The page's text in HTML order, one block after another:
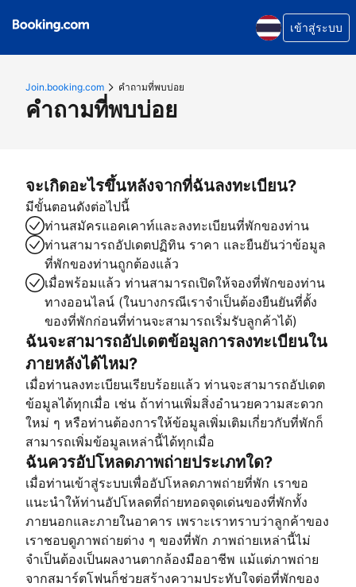
เข้าสู่ระบบ
Join.booking.com คำถามที่พบบ่อย
คำถามที่พบบ่อย
จะเกิดอะไรขึ้นหลังจากที่ฉันลงทะเบียน?
มีขั้นตอนดังต่อไปนี้
ท่านสมัครแอคเคาท์และลงทะเบียนที่พักของท่าน
ท่านสามารถอัปเดตปฏิทิน ราคา และยืนยันว่าข้อมูล
ที่พักของท่านถูกต้องแล้ว
เมื่อพร้อมแล้ว ท่านสามารถเปิดให้จองที่พักของท่าน
ทางออนไลน์ (ในบางกรณีเราจำเป็นต้องยืนยันที่ตั้ง
ของที่พักก่อนที่ท่านจะสามารถเริ่มรับลูกค้าได้)
ฉันจะสามารถอัปเดตข้อมูลการลงทะเบียนใน
ภายหลังได้ไหม?
เมื่อท่านลงทะเบียนเรียบร้อยแล้ว ท่านจะสามารถอัปเดต
ข้อมูลได้ทุกเมื่อ เช่น ถ้าท่านเพิ่มสิ่งอำนวยความสะดวก
ใหม่ ๆ หรือท่านต้องการให้ข้อมูลเพิ่มเติมเกี่ยวกับที่พักก็
สามารถเพิ่มข้อมูลเหล่านี้ได้ทุกเมื่อ
ฉันควรอัปโหลดภาพถ่ายประเภทใด?
เมื่อท่านเข้าสู่ระบบเพื่ออัปโหลดภาพถ่ายที่พัก เราขอ
แนะนำให้ท่านอัปโหลดที่ถ่ายทอดจุดเด่นของที่พักทั้ง
ภายนอกและภายในอาคาร เพราะเราทราบว่าลูกค้าของ
เราชอบดูภาพถ่ายต่าง ๆ ของที่พัก ภาพถ่ายเหล่านี้ไม่
จำเป็นต้องเป็นผลงานตากล้องมืออาชีพ แม้แต่ภาพถ่าย
จากสมาร์ตโฟนก็ช่วยสร้างความประทับใจต่อที่พักของ